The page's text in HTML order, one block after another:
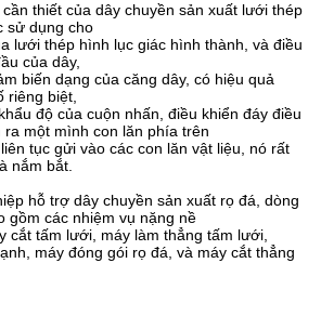
thiết của dây chuyền sản xuất lưới thép
sử dụng cho
lưới thép hình lục giác hình thành, và điều
của dây,
biến dạng của căng dây, có hiệu quả
riêng biệt,
độ của cuộn nhấn, điều khiển đáy điều
ra một mình con lăn phía trên
tục gửi vào các con lăn vật liệu, nó rất
nắm bắt.
hỗ trợ dây chuyền sản xuất rọ đá, dòng
gồm các nhiệm vụ nặng nề
cắt tấm lưới, máy làm thẳng tấm lưới,
máy đóng gói rọ đá, và máy cắt thẳng